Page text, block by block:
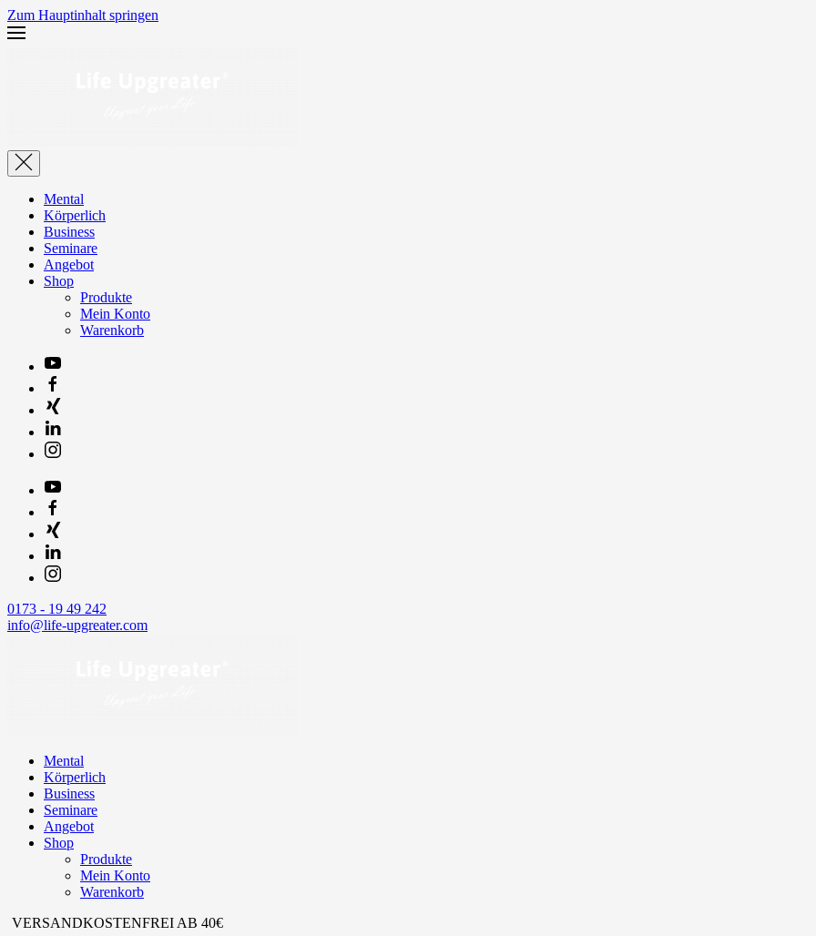
Zum Hauptinhalt springen
Mental
Körperlich
Business
Seminare
Angebot
Shop
Produkte
Mein Konto
Warenkorb
0173 - 19 49 242
info@life-upgreater.com
Mental
Körperlich
Business
Seminare
Angebot
Shop
Produkte
Mein Konto
Warenkorb
VERSANDKOSTENFREI AB 40€